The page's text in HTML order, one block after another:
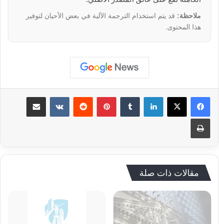
ملاحظة: قد يتم استخدام الترجمة الآلية في بعض الأحيان لتوفير
هذا المحتوى.
لينكدإن بينتيريست
مقالات ذات صلة